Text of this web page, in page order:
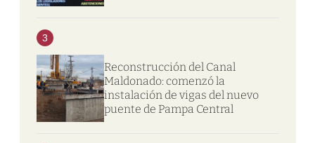
3
Reconstrucción del Canal
Maldonado: comenzó la
instalación de vigas del nuevo
puente de Pampa Central